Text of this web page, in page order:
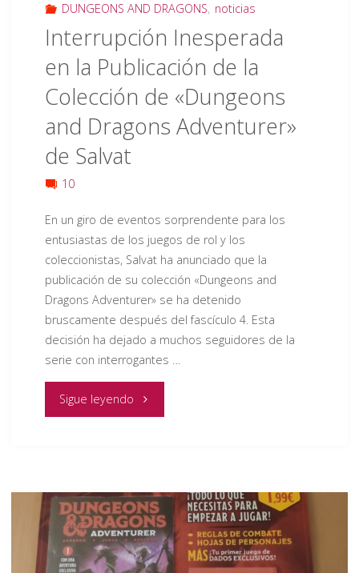
Libros
Restantes
de
2023"
DUNGEONS AND DRAGONS, noticias
Interrupción Inesperada
en la Publicación de la
Colección de «Dungeons
and Dragons Adventurer»
de Salvat
10
En un giro de eventos sorprendente para los
entusiastas de los juegos de rol y los
coleccionistas, Salvat ha anunciado que la
publicación de su colección «Dungeons and
Dragons Adventurer» se ha detenido
bruscamente después del fascículo 4. Esta
decisión ha dejado a muchos seguidores de la
serie con interrogantes …
Sigue leyendo"Interrupción
la
Publicación